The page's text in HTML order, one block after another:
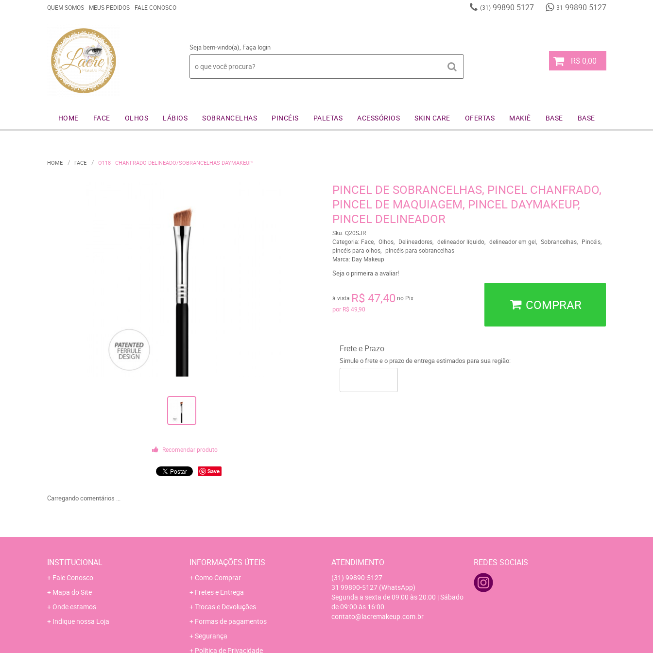
QUEM SOMOS MEUS PEDIDOS FALE CONOSCO (31)99890-5127 31 99890-5127
Seja bem-vindo(a), Faça login
R$ 0,00
HOME FACE OLHOS LÁBIOS SOBRANCELHAS PINCÉIS PALETAS ACESSÓRIOS SKIN CARE OFERTAS MAKIÊ BASE BASE
HOME FACE O118 - CHANFRADO DELINEADO/SOBRANCELHAS DAYMAKEUP
Recomendar produto
Save
PINCEL DE SOBRANCELHAS, PINCEL CHANFRADO,
PINCEL DE MAQUIAGEM, PINCEL DAYMAKEUP,
PINCEL DELINEADOR
Sku: Q20SJR
Categoria: Face Olhos Delineadores delineador líquido delineador em gel Sobrancelhas
Pincéis
pincéis para olhos
pincéis para sobrancelhas
Marca: Day Makeup
Seja o primeira a avaliar!
à vista R$ 47,40 no Pix
por R$ 49,90 COMPRAR
Frete e Prazo
Simule o frete e o prazo de entrega estimados para sua região:
Carregando comentários ...
INSTITUCIONAL
Fale Conosco
Mapa do Site
Onde estamos
Indique nossa Loja
INFORMAÇÕES ÚTEIS
Como Comprar
Fretes e Entrega
Trocas e Devoluções
Formas de pagamentos
Segurança
Política de Privacidade
ATENDIMENTO
(31) 99890-5127
31 99890-5127 (WhatsApp)
Segunda a sexta de 09:00 às 20:00 | Sábado
de 09:00 às 16:00
contato@lacremakeup.com.br
REDES SOCIAIS